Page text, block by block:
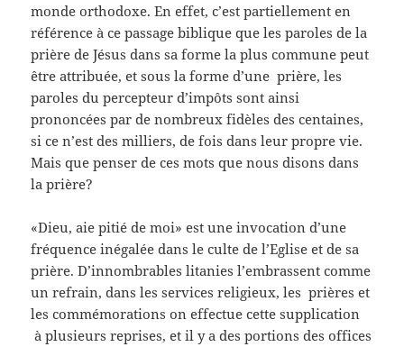
monde orthodoxe. En effet, c’est partiellement en
référence à ce passage biblique que les paroles de la
prière de Jésus dans sa forme la plus commune peut
être attribuée, et sous la forme d’une prière, les
paroles du percepteur d’impôts sont ainsi
prononcées par de nombreux fidèles des centaines,
si ce n’est des milliers, de fois dans leur propre vie.
Mais que penser de ces mots que nous disons dans
la prière?
«Dieu, aie pitié de moi» est une invocation d’une
fréquence inégalée dans le culte de l’Eglise et de sa
prière. D’innombrables litanies l’embrassent comme
un refrain, dans les services religieux, les prières et
les commémorations on effectue cette supplication
à plusieurs reprises, et il y a des portions des offices